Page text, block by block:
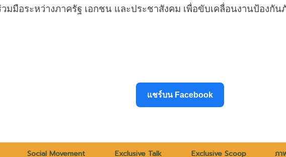
มมือระหว่างภาครัฐ เอกชน และประชาสังคม เพื่อขับเคลื่อนงานป้องกัน
แชร์บน Facebook
Social Movement Exclusive Talk Exclusive Scoop ภา